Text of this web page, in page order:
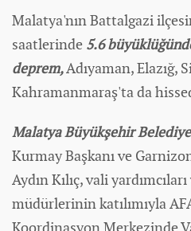
Malatya'nın Battalgazi
saatlerinde 5.6
deprem,Adıyaman, Elazığ,
Kahramanmaraş'ta da
Malatya Büyükşehir Belediye
Kurmay Başkanı ve
Aydın Kılıç, vali
müdürlerinin katılımıyla
Koordinasyon Merkezinde